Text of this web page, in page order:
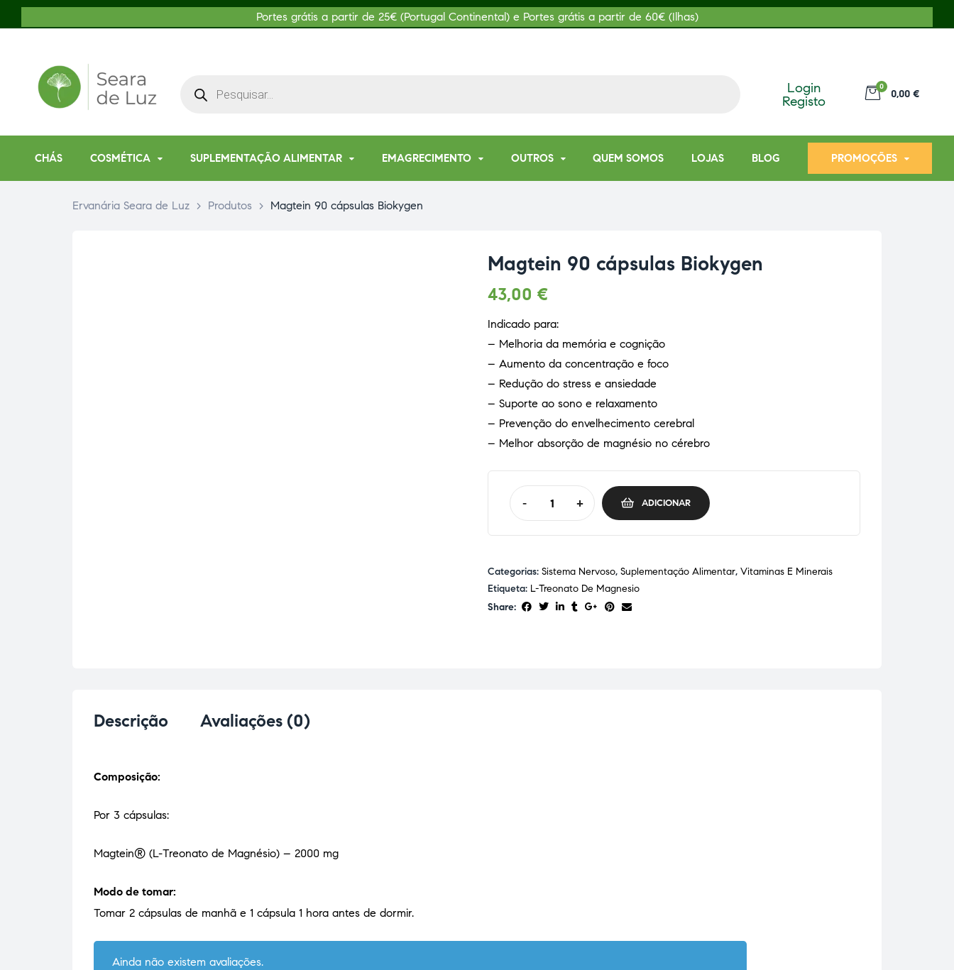
Portes grátis a partir de 25€ (Portugal Continental) e Portes grátis a partir de 60€ (Ilhas)
Login
Registo
0
0,00 €
CHÁS COSMÉTICA SUPLEMENTAÇÃO ALIMENTAR EMAGRECIMENTO OUTROS QUEM SOMOS LOJAS BLOG PROMOÇÕES
Ervanária Seara de Luz > Produtos > Magtein 90 cápsulas Biokygen
Magtein 90 cápsulas Biokygen
43,00 €
Indicado para:
– Melhoria da memória e cognição
– Aumento da concentração e foco
– Redução do stress e ansiedade
– Suporte ao sono e relaxamento
– Prevenção do envelhecimento cerebral
– Melhor absorção de magnésio no cérebro
- + ADICIONAR
Categorias: Sistema Nervoso, Suplementação Alimentar, Vitaminas E Minerais
Etiqueta: L-Treonato De Magnesio
Share:
Descrição Avaliações (0)
Composição:
Por 3 cápsulas:
Magtein® (L-Treonato de Magnésio) – 2000 mg
Modo de tomar:
Tomar 2 cápsulas de manhã e 1 cápsula 1 hora antes de dormir.
Ainda não existem avaliações.